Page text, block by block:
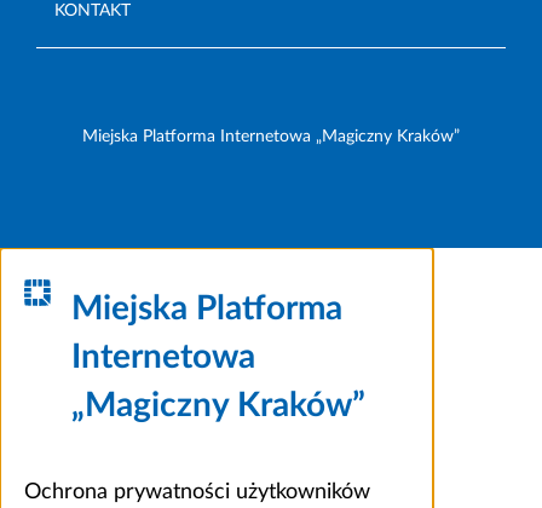
KONTAKT
Miejska Platforma Internetowa „Magiczny Kraków”
Miejska Platforma
Internetowa
„Magiczny Kraków”
Ochrona prywatności użytkowników